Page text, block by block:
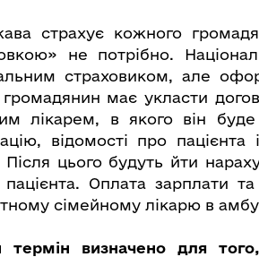
страхує кожного
не потрібно.
страховиком, але
має укласти
лікарем, в якого він
відомості про
цього будуть йти
пацієнта. Оплата зарплати
сімейному лікарю в
визначено для